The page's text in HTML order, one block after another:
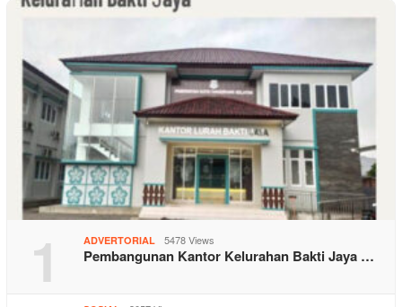
1 ADVERTORIAL 5478 Views
Pembangunan Kantor Kelurahan Bakti Jaya …